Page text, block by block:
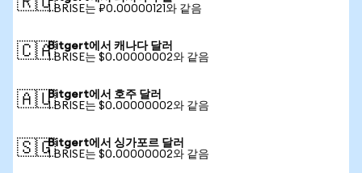
1 BRISE는 ₽0.00000121와 같음
🇨🇦Bitgert에서 캐나다 달러
1 BRISE는 $0.00000002와 같음
🇦🇺Bitgert에서 호주 달러
1 BRISE는 $0.00000002와 같음
🇸🇬Bitgert에서 싱가포르 달러
1 BRISE는 $0.00000002와 같음